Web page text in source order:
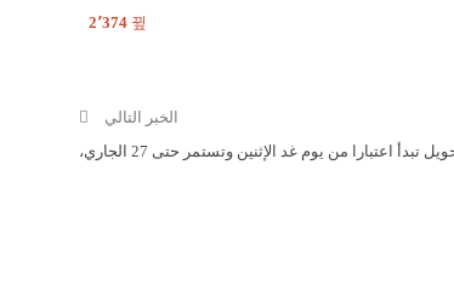
2٬374
الخبر التالي
اعتبارا من يوم غد الإثنين وتستمر حتى 27 الجاري،